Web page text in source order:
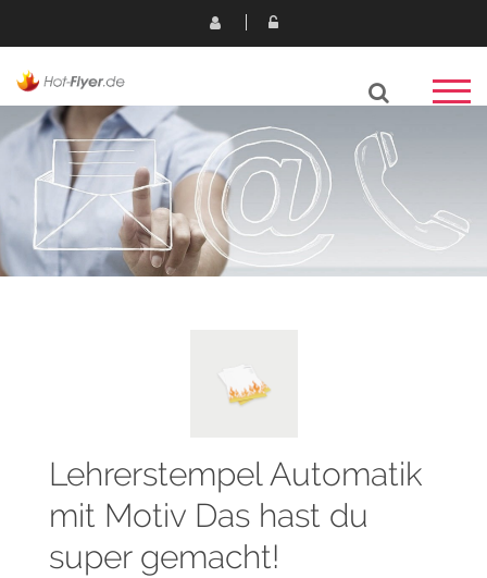
Lehrerstempel Automatik
mit Motiv Das hast du
super gemacht!